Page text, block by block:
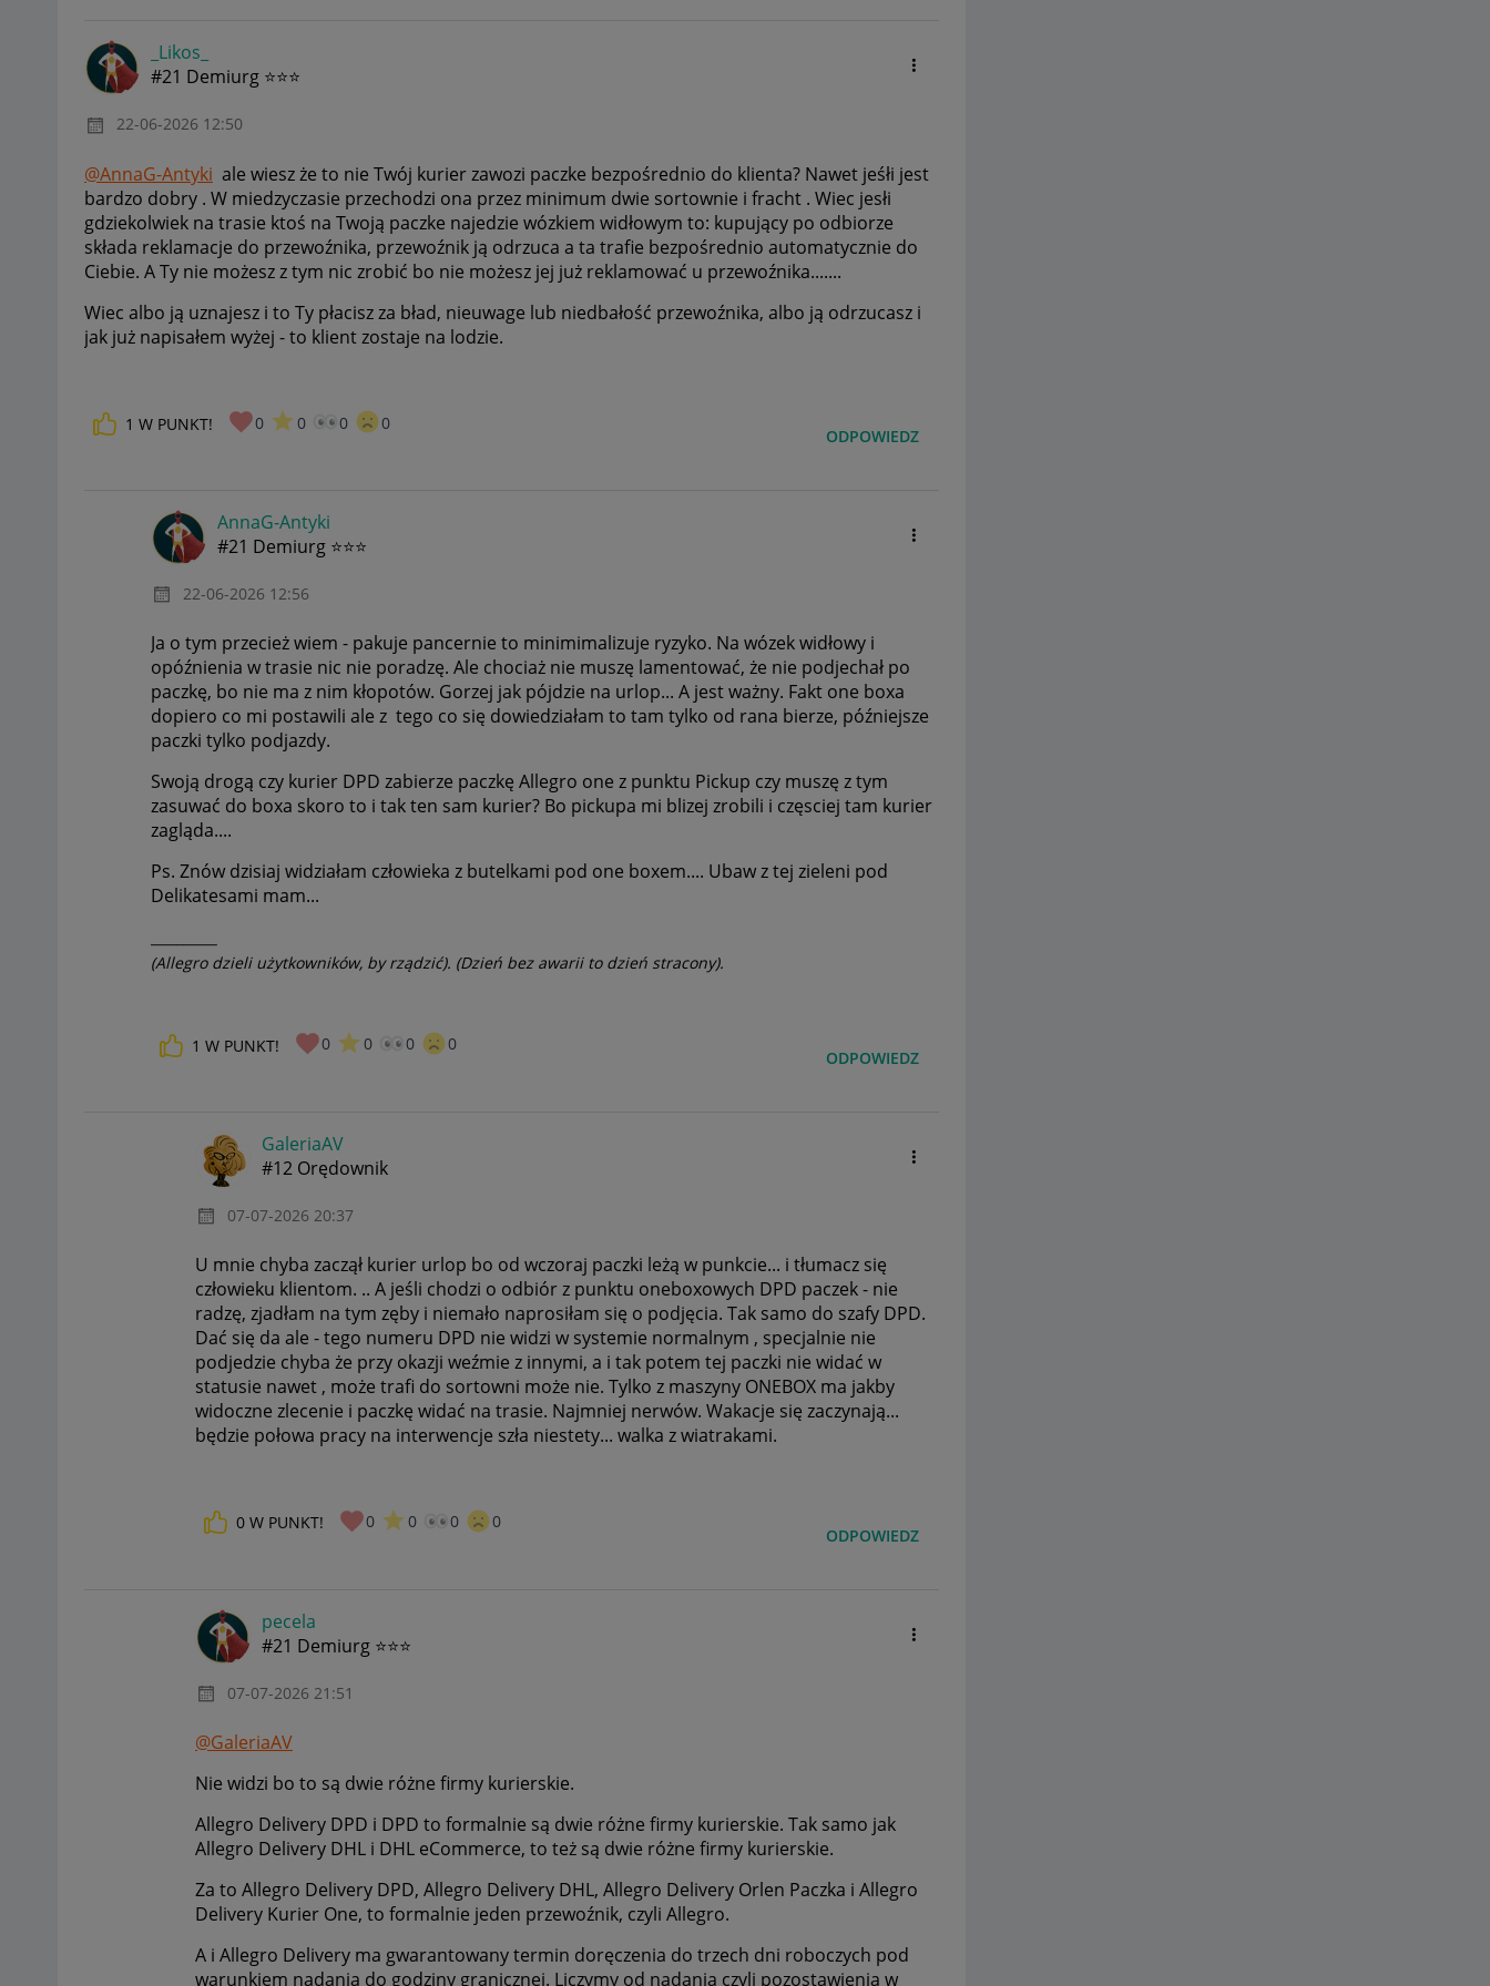
_Likos_
#21 Demiurg ⭐⭐⭐
‎22-06-2026 12:50
@AnnaG-Antyki ale wiesz że to nie Twój kurier zawozi paczke bezpośrednio do klienta? Nawet jeśłi jest
bardzo dobry . W miedzyczasie przechodzi ona przez minimum dwie sortownie i fracht . Wiec jesłi
gdziekolwiek na trasie ktoś na Twoją paczke najedzie wózkiem widłowym to: kupujący po odbiorze
składa reklamacje do przewoźnika, przewoźnik ją odrzuca a ta trafie bezpośrednio automatycznie do
Ciebie. A Ty nie możesz z tym nic zrobić bo nie możesz jej już reklamować u przewoźnika.......
Wiec albo ją uznajesz i to Ty płacisz za bład, nieuwage lub niedbałość przewoźnika, albo ją odrzucasz i
jak już napisałem wyżej - to klient zostaje na lodzie.
1 W PUNKT! 0 0 0 0
ODPOWIEDZ
AnnaG-Antyki
#21 Demiurg ⭐⭐⭐
‎22-06-2026 12:56
Ja o tym przecież wiem - pakuje pancernie to minimimalizuje ryzyko. Na wózek widłowy i
opóźnienia w trasie nic nie poradzę. Ale chociaż nie muszę lamentować, że nie podjechał po
paczkę, bo nie ma z nim kłopotów. Gorzej jak pójdzie na urlop... A jest ważny. Fakt one boxa
dopiero co mi postawili ale z tego co się dowiedziałam to tam tylko od rana bierze, późniejsze
paczki tylko podjazdy.
Swoją drogą czy kurier DPD zabierze paczkę Allegro one z punktu Pickup czy muszę z tym
zasuwać do boxa skoro to i tak ten sam kurier? Bo pickupa mi blizej zrobili i częsciej tam kurier
zagląda....
Ps. Znów dzisiaj widziałam człowieka z butelkami pod one boxem.... Ubaw z tej zieleni pod
Delikatesami mam...
(Allegro dzieli użytkowników, by rządzić). (Dzień bez awarii to dzień stracony).
1 W PUNKT! 0 0 0 0
ODPOWIEDZ
GaleriaAV
#12 Orędownik
‎07-07-2026 20:37
U mnie chyba zaczął kurier urlop bo od wczoraj paczki leżą w punkcie... i tłumacz się
człowieku klientom. .. A jeśli chodzi o odbiór z punktu oneboxowych DPD paczek - nie
radzę, zjadłam na tym zęby i niemało naprosiłam się o podjęcia. Tak samo do szafy DPD.
Dać się da ale - tego numeru DPD nie widzi w systemie normalnym , specjalnie nie
podjedzie chyba że przy okazji weźmie z innymi, a i tak potem tej paczki nie widać w
statusie nawet , może trafi do sortowni może nie. Tylko z maszyny ONEBOX ma jakby
widoczne zlecenie i paczkę widać na trasie. Najmniej nerwów. Wakacje się zaczynają...
będzie połowa pracy na interwencje szła niestety... walka z wiatrakami.
0 W PUNKT! 0 0 0 0
ODPOWIEDZ
pecela
#21 Demiurg ⭐⭐⭐
‎07-07-2026 21:51
@GaleriaAV
Nie widzi bo to są dwie różne firmy kurierskie.
Allegro Delivery DPD i DPD to formalnie są dwie różne firmy kurierskie. Tak samo jak
Allegro Delivery DHL i DHL eCommerce, to też są dwie różne firmy kurierskie.
Za to Allegro Delivery DPD, Allegro Delivery DHL, Allegro Delivery Orlen Paczka i Allegro
Delivery Kurier One, to formalnie jeden przewoźnik, czyli Allegro.
A i Allegro Delivery ma gwarantowany termin doręczenia do trzech dni roboczych pod
warunkiem nadania do godziny granicznej. Liczymy od nadania czyli pozostawienia w